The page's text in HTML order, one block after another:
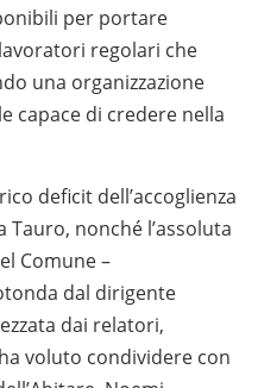
per portare
regolari che
una organizzazione
capace di credere nella
deficit dell’accoglienza
nonché l’assoluta
Comune –
dal dirigente
dai relatori,
voluto condividere con